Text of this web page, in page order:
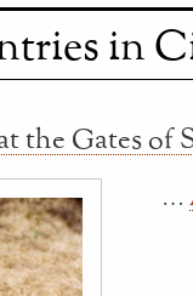
in
the Gates of
…